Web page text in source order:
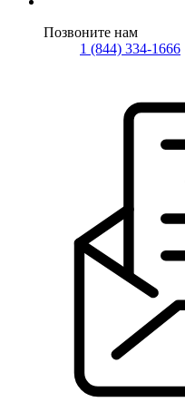
Позвоните нам
1 (844) 334-1666